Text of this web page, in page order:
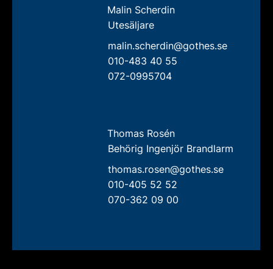
Malin Scherdin
Utesäljare
malin.scherdin@gothes.se
010-483 40 55
072-0995704
Thomas Rosén
Behörig Ingenjör Brandlarm
thomas.rosen@gothes.se
010-405 52 52
070-362 09 00